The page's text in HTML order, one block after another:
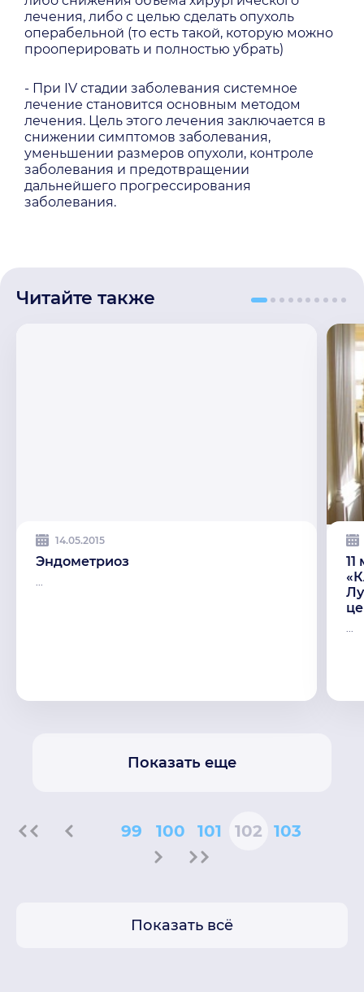
лечения, либо с целью сделать опухоль
операбельной (то есть такой, которую можно
прооперировать и полностью убрать)
- При IV стадии заболевания системное
лечение становится основным методом
лечения. Цель этого лечения заключается в
снижении симптомов заболевания,
уменьшении размеров опухоли, контроле
заболевания и предотвращении
дальнейшего прогрессирования
заболевания.
Читайте также
14.05.2015
Эндометриоз
Показать еще
99 100 101 102 103
Показать всё